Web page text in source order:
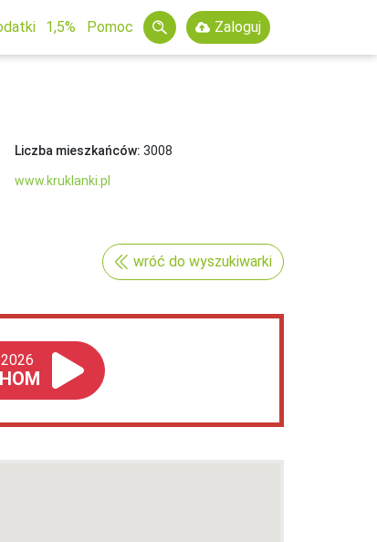
1,5% Pomoc Zaloguj
Liczba mieszkańców: 3008
www.kruklanki.pl
wróć do wyszukiwarki